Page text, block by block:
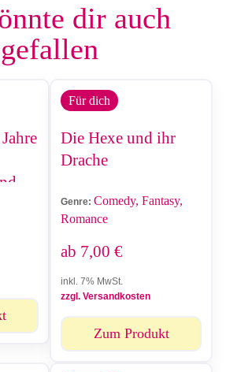
dir auch
gefallen
Für dich
Die Hexe und ihr
Drache
Genre: Comedy, Fantasy,
Romance
ab 7,00 €
inkl. 7% MwSt.
zzgl. Versandkosten
Zum Produkt